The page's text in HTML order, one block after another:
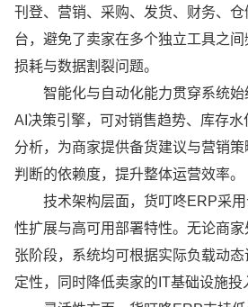
刊登、营销、采购、发货、财务、
台，避免了卖家在多个独立工具之
损耗与数据割裂问题。
智能化与自动化能力贯穿系统
AI决策引擎，可对销售趋势、库存
分析，为商家提供备货建议与营销
判断的依赖度，提升整体运营效率。
技术架构层面，货叮咚ERP采
性扩展与高可用部署特性。无论商
张阶段，系统均可根据实际负载动
定性，同时降低卖家的IT基础设施投